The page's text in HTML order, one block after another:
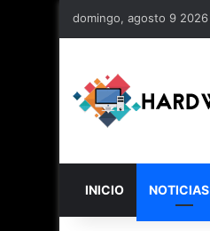
domingo, agosto 9 2026
INICIO NOTICIAS